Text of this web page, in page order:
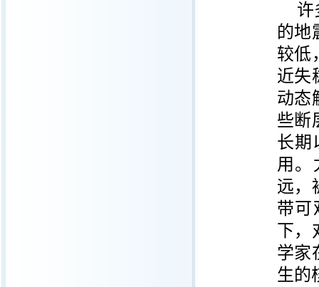
许
的地
较低
近失
动态
些断
长期
用。
远，
带可
下
学家
生的